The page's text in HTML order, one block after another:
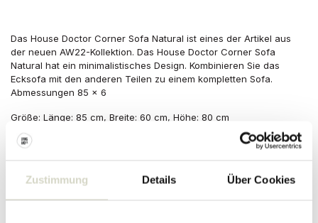
Zustimmung Details Über Cookies
Das House Doctor Corner Sofa Natural ist eines der Artikel aus
der neuen AW22-Kollektion. Das House Doctor Corner Sofa
Natural hat ein minimalistisches Design. Kombinieren Sie das
Ecksofa mit den anderen Teilen zu einem kompletten Sofa.
Abmessungen 85 x 6
Größe: Länge: 85 cm, Breite: 60 cm, Höhe: 80 cm
Material: Metall, recyceltes Polypropylen
PRODUKTDETAILS